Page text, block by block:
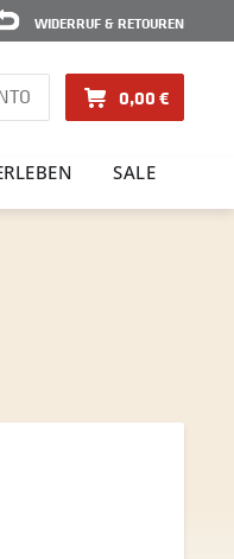
WIDERRUF & RETOUREN
0,00 €
SALE